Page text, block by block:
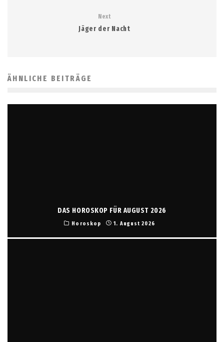
Next
Jäger der Nacht
ÄHNLICHE BEITRÄGE
DAS HOROSKOP FÜR AUGUST 2026
Horoskop 1. August 2026